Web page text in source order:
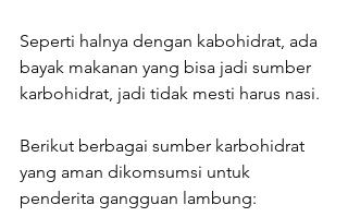
Seperti halnya dengan kabohidrat, ada
bayak makanan yang bisa jadi sumber
karbohidrat, jadi tidak mesti harus nasi.
Berikut berbagai sumber karbohidrat
yang aman dikomsumsi untuk
penderita gangguan lambung: